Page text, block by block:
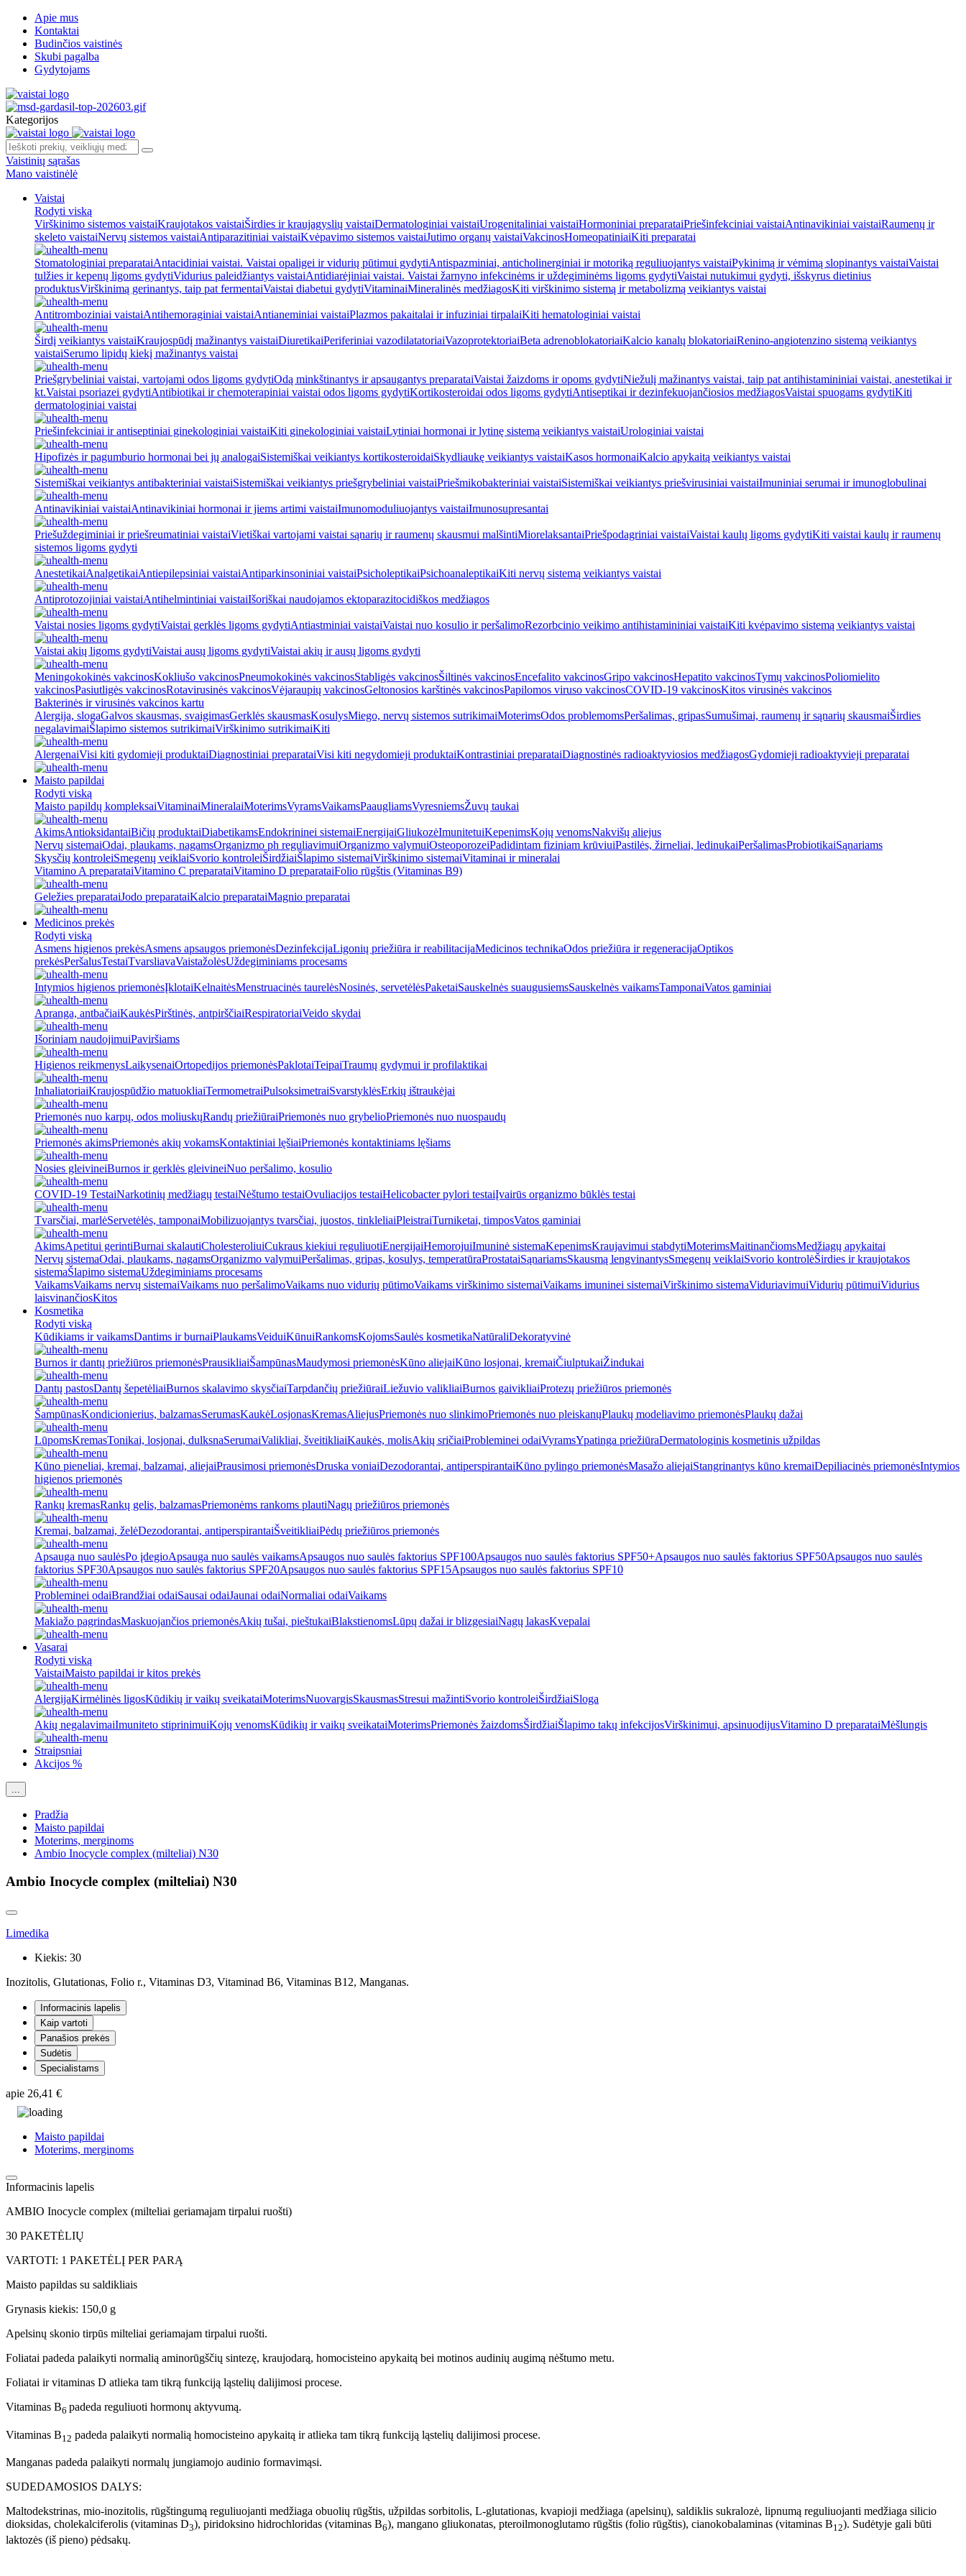
Apie mus
Kontaktai
Budinčios vaistinės
Skubi pagalba
Gydytojams
Kategorijos
Vaistinių sąrašas
Mano vaistinėlė
Vaistai
Rodyti viską
Virškinimo sistemos vaistaiKraujotakos vaistaiŠirdies ir kraujagyslių vaistaiDermatologiniai vaistaiUrogenitaliniai vaistaiHormoniniai preparataiPriešinfekciniai vaistaiAntinavikiniai vaistaiRaumenų ir
skeleto vaistaiNervų sistemos vaistaiAntiparazitiniai vaistaiKvėpavimo sistemos vaistaiJutimo organų vaistaiVakcinosHomeopatiniaiKiti preparatai
Stomatologiniai preparataiAntacidiniai vaistai. Vaistai opaligei ir vidurių pūtimui gydytiAntispazminiai, anticholinerginiai ir motoriką reguliuojantys vaistaiPykinimą ir vėmimą slopinantys vaistaiVaistai
tulžies ir kepenų ligoms gydytiVidurius paleidžiantys vaistaiAntidiarėjiniai vaistai. Vaistai žarnyno infekcinėms ir uždegiminėms ligoms gydytiVaistai nutukimui gydyti, išskyrus dietinius
produktusVirškinimą gerinantys, taip pat fermentaiVaistai diabetui gydytiVitaminaiMineralinės medžiagosKiti virškinimo sistemą ir metabolizmą veikiantys vaistai
Antitromboziniai vaistaiAntihemoraginiai vaistaiAntianeminiai vaistaiPlazmos pakaitalai ir infuziniai tirpalaiKiti hematologiniai vaistai
Širdį veikiantys vaistaiKraujospūdį mažinantys vaistaiDiuretikaiPeriferiniai vazodilatatoriaiVazoprotektoriaiBeta adrenoblokatoriaiKalcio kanalų blokatoriaiRenino-angiotenzino sistemą veikiantys
vaistaiSerumo lipidų kiekį mažinantys vaistai
Priešgrybeliniai vaistai, vartojami odos ligoms gydytiOdą minkštinantys ir apsaugantys preparataiVaistai žaizdoms ir opoms gydytiNiežulį mažinantys vaistai, taip pat antihistamininiai vaistai, anestetikai ir
kt.Vaistai psoriazei gydytiAntibiotikai ir chemoterapiniai vaistai odos ligoms gydytiKortikosteroidai odos ligoms gydytiAntiseptikai ir dezinfekuojančiosios medžiagosVaistai spuogams gydytiKiti
dermatologiniai vaistai
Priešinfekciniai ir antiseptiniai ginekologiniai vaistaiKiti ginekologiniai vaistaiLytiniai hormonai ir lytinę sistemą veikiantys vaistaiUrologiniai vaistai
Hipofizės ir pagumburio hormonai bei jų analogaiSistemiškai veikiantys kortikosteroidaiSkydliaukę veikiantys vaistaiKasos hormonaiKalcio apykaitą veikiantys vaistai
Sistemiškai veikiantys antibakteriniai vaistaiSistemiškai veikiantys priešgrybeliniai vaistaiPriešmikobakteriniai vaistaiSistemiškai veikiantys priešvirusiniai vaistaiImuniniai serumai ir imunoglobulinai
Antinavikiniai vaistaiAntinavikiniai hormonai ir jiems artimi vaistaiImunomoduliuojantys vaistaiImunosupresantai
Priešuždegiminiai ir priešreumatiniai vaistaiVietiškai vartojami vaistai sąnarių ir raumenų skausmui malšintiMiorelaksantaiPriešpodagriniai vaistaiVaistai kaulų ligoms gydytiKiti vaistai kaulų ir raumenų
sistemos ligoms gydyti
AnestetikaiAnalgetikaiAntiepilepsiniai vaistaiAntiparkinsoniniai vaistaiPsicholeptikaiPsichoanaleptikaiKiti nervų sistemą veikiantys vaistai
Antiprotozojiniai vaistaiAntihelmintiniai vaistaiIšoriškai naudojamos ektoparazitocidiškos medžiagos
Vaistai nosies ligoms gydytiVaistai gerklės ligoms gydytiAntiastminiai vaistaiVaistai nuo kosulio ir peršalimoRezorbcinio veikimo antihistamininiai vaistaiKiti kvėpavimo sistemą veikiantys vaistai
Vaistai akių ligoms gydytiVaistai ausų ligoms gydytiVaistai akių ir ausų ligoms gydyti
Meningokokinės vakcinosKokliušo vakcinosPneumokokinės vakcinosStabligės vakcinosŠiltinės vakcinosEncefalito vakcinosGripo vakcinosHepatito vakcinosTymų vakcinosPoliomielito
vakcinosPasiutligės vakcinosRotavirusinės vakcinosVėjaraupių vakcinosGeltonosios karštinės vakcinosPapilomos viruso vakcinosCOVID-19 vakcinosKitos virusinės vakcinos
Bakterinės ir virusinės vakcinos kartu
Alergija, slogaGalvos skausmas, svaigimasGerklės skausmasKosulysMiego, nervų sistemos sutrikimaiMoterimsOdos problemomsPeršalimas, gripasSumušimai, raumenų ir sąnarių skausmaiŠirdies
negalavimaiŠlapimo sistemos sutrikimaiVirškinimo sutrikimaiKiti
AlergenaiVisi kiti gydomieji produktaiDiagnostiniai preparataiVisi kiti negydomieji produktaiKontrastiniai preparataiDiagnostinės radioaktyviosios medžiagosGydomieji radioaktyvieji preparatai
Maisto papildai
Rodyti viską
Maisto papildų kompleksaiVitaminaiMineralaiMoterimsVyramsVaikamsPaaugliamsVyresniemsŽuvų taukai
AkimsAntioksidantaiBičių produktaiDiabetikamsEndokrininei sistemaiEnergijaiGliukozėImunitetuiKepenimsKojų venomsNakvišų aliejus
Nervų sistemaiOdai, plaukams, nagamsOrganizmo ph reguliavimuiOrganizmo valymuiOsteoporozeiPadidintam fiziniam krūviuiPastilės, žirneliai, ledinukaiPeršalimasProbiotikaiSąnariams
Skysčių kontroleiSmegenų veiklaiSvorio kontroleiŠirdžiaiŠlapimo sistemaiVirškinimo sistemaiVitaminai ir mineralai
Vitamino A preparataiVitamino C preparataiVitamino D preparataiFolio rūgštis (Vitaminas B9)
Geležies preparataiJodo preparataiKalcio preparataiMagnio preparatai
Medicinos prekės
Rodyti viską
Asmens higienos prekėsAsmens apsaugos priemonėsDezinfekcijaLigonių priežiūra ir reabilitacijaMedicinos technikaOdos priežiūra ir regeneracijaOptikos
prekėsPeršalusTestaiTvarsliavaVaistažolėsUždegiminiams procesams
Intymios higienos priemonėsĮklotaiKelnaitėsMenstruacinės taurelėsNosinės, servetėlėsPaketaiSauskelnės suaugusiemsSauskelnės vaikamsTamponaiVatos gaminiai
Apranga, antbačiaiKaukėsPirštinės, antpirščiaiRespiratoriaiVeido skydai
Išoriniam naudojimuiPaviršiams
Higienos reikmenysLaikysenaiOrtopedijos priemonėsPaklotaiTeipaiTraumų gydymui ir profilaktikai
InhaliatoriaiKraujospūdžio matuokliaiTermometraiPulsoksimetraiSvarstyklėsErkių ištraukėjai
Priemonės nuo karpų, odos moliuskųRandų priežiūraiPriemonės nuo grybelioPriemonės nuo nuospaudų
Priemonės akimsPriemonės akių vokamsKontaktiniai lęšiaiPriemonės kontaktiniams lęšiams
Nosies gleivineiBurnos ir gerklės gleivineiNuo peršalimo, kosulio
COVID-19 TestaiNarkotinių medžiagų testaiNėštumo testaiOvuliacijos testaiHelicobacter pylori testaiĮvairūs organizmo būklės testai
Tvarsčiai, marlėServetėlės, tamponaiMobilizuojantys tvarsčiai, juostos, tinkleliaiPleistraiTurniketai, timposVatos gaminiai
AkimsApetitui gerintiBurnai skalautiCholesteroliuiCukraus kiekiui reguliuotiEnergijaiHemorojuiImuninė sistemaKepenimsKraujavimui stabdytiMoterimsMaitinančiomsMedžiagų apykaitai
Nervų sistemaOdai, plaukams, nagamsOrganizmo valymuiPeršalimas, gripas, kosulys, temperatūraProstataiSąnariamsSkausmą lengvinantysSmegenų veiklaiSvorio kontrolėŠirdies ir kraujotakos
sistemaŠlapimo sistemaUždegiminiams procesams
VaikamsVaikams nervų sistemaiVaikams nuo peršalimoVaikams nuo vidurių pūtimoVaikams virškinimo sistemaiVaikams imuninei sistemaiVirškinimo sistemaViduriavimuiVidurių pūtimuiVidurius
laisvinančiosKitos
Kosmetika
Rodyti viską
Kūdikiams ir vaikamsDantims ir burnaiPlaukamsVeiduiKūnuiRankomsKojomsSaulės kosmetikaNatūraliDekoratyvinė
Burnos ir dantų priežiūros priemonėsPrausikliaiŠampūnasMaudymosi priemonėsKūno aliejaiKūno losjonai, kremaiČiulptukaiŽindukai
Dantų pastosDantų šepetėliaiBurnos skalavimo skysčiaiTarpdančių priežiūraiLiežuvio valikliaiBurnos gaivikliaiProtezų priežiūros priemonės
ŠampūnasKondicionierius, balzamasSerumasKaukėLosjonasKremasAliejusPriemonės nuo slinkimoPriemonės nuo pleiskanųPlaukų modeliavimo priemonėsPlaukų dažai
LūpomsKremasTonikai, losjonai, dulksnaSerumaiValikliai, šveitikliaiKaukės, molisAkių sričiaiProbleminei odaiVyramsYpatinga priežiūraDermatologinis kosmetinis užpildas
Kūno pieneliai, kremai, balzamai, aliejaiPrausimosi priemonėsDruska voniaiDezodorantai, antiperspirantaiKūno pylingo priemonėsMasažo aliejaiStangrinantys kūno kremaiDepiliacinės priemonėsIntymios
higienos priemonės
Rankų kremasRankų gelis, balzamasPriemonėms rankoms plautiNagų priežiūros priemonės
Kremai, balzamai, želėDezodorantai, antiperspirantaiŠveitikliaiPėdų priežiūros priemonės
Apsauga nuo saulėsPo įdegioApsauga nuo saulės vaikamsApsaugos nuo saulės faktorius SPF100Apsaugos nuo saulės faktorius SPF50+Apsaugos nuo saulės faktorius SPF50Apsaugos nuo saulės
faktorius SPF30Apsaugos nuo saulės faktorius SPF20Apsaugos nuo saulės faktorius SPF15Apsaugos nuo saulės faktorius SPF10
Probleminei odaiBrandžiai odaiSausai odaiJaunai odaiNormaliai odaiVaikams
Makiažo pagrindasMaskuojančios priemonėsAkių tušai, pieštukaiBlakstienomsLūpų dažai ir blizgesiaiNagų lakasKvepalai
Vasarai
Rodyti viską
VaistaiMaisto papildai ir kitos prekės
AlergijaKirmėlinės ligosKūdikių ir vaikų sveikataiMoterimsNuovargisSkausmasStresui mažintiSvorio kontroleiŠirdžiaiSloga
Akių negalavimaiImuniteto stiprinimuiKojų venomsKūdikių ir vaikų sveikataiMoterimsPriemonės žaizdomsŠirdžiaiŠlapimo takų infekcijosVirškinimui, apsinuodijusVitamino D preparataiMėšlungis
Straipsniai
Akcijos %
...
Pradžia
Maisto papildai
Moterims, merginoms
Ambio Inocycle complex (milteliai) N30
Ambio Inocycle complex (milteliai) N30
Limedika
Kiekis: 30
Inozitolis, Glutationas, Folio r., Vitaminas D3, Vitaminad B6, Vitaminas B12, Manganas.
Informacinis lapelis
Kaip vartoti
Panašios prekės
Sudėtis
Specialistams
apie 26,41 €
Maisto papildai
Moterims, merginoms
Informacinis lapelis
AMBIO Inocycle complex (milteliai geriamajam tirpalui ruošti)
30 PAKETĖLIŲ
VARTOTI: 1 PAKETĖLĮ PER PARĄ
Maisto papildas su saldikliais
Grynasis kiekis: 150,0 g
Apelsinų skonio tirpūs milteliai geriamajam tirpalui ruošti.
Foliatai padeda palaikyti normalią aminorūgščių sintezę, kraujodarą, homocisteino apykaitą bei motinos audinių augimą nėštumo metu.
Foliatai ir vitaminas D atlieka tam tikrą funkciją ląstelių dalijimosi procese.
Vitaminas B6 padeda reguliuoti hormonų aktyvumą.
Vitaminas B12 padeda palaikyti normalią homocisteino apykaitą ir atlieka tam tikrą funkciją ląstelių dalijimosi procese.
Manganas padeda palaikyti normalų jungiamojo audinio formavimąsi.
SUDEDAMOSIOS DALYS:
Maltodekstrinas, mio-inozitolis, rūgštingumą reguliuojanti medžiaga obuolių rūgštis, užpildas sorbitolis, L-glutationas, kvapioji medžiaga (apelsinų), saldiklis sukralozė, lipnumą reguliuojanti medžiaga silicio
dioksidas, cholekalciferolis (vitaminas D3), piridoksino hidrochloridas (vitaminas B6), mangano gliukonatas, pteroilmonoglutamo rūgštis (folio rūgštis), cianokobalaminas (vitaminas B12). Sudėtyje gali būti
laktozės (iš pieno) pėdsakų.